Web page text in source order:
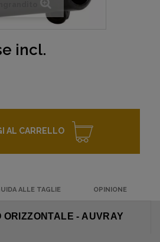
incl.
AL CARRELLO
ALLE TAGLIE OPINIONE
ORIZZONTALE - AUVRAY